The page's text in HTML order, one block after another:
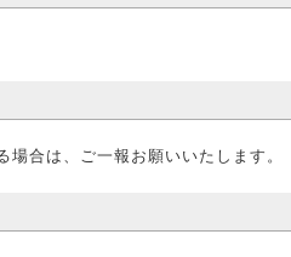
合は、ご一報お願いいたします。